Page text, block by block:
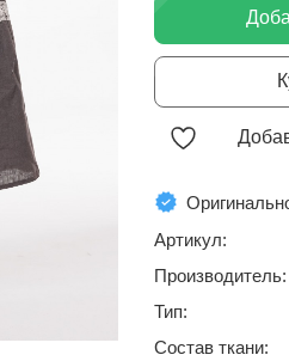
Артикул:
Производитель:
Тип:
Состав ткани: